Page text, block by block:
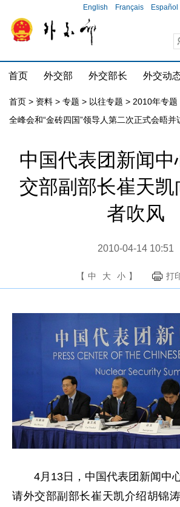
English Français Español
首页 外交部 外交部长 外交动
首页 > 资料 > 专题 > 以往专题 > 2010年专题
全峰会和“金砖四国”领导人第二次正式会晤并
中国代表团新闻
交部副部长崔天
者吹风
2010-04-14 10:51
【 中 大 小 】 打
4月13日，中国代表团新闻中
请外交部副部长崔天凯介绍胡锦